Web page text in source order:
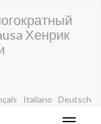
Хенрик
Italiano Deutsch